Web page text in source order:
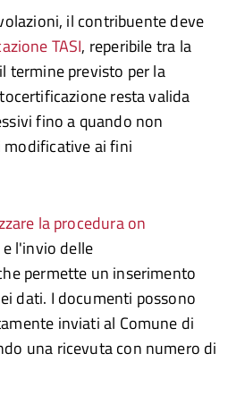
il contribuente deve
TASI, reperibile tra la
termine previsto per la
resta valida
fino a quando non
ai fini
la procedura on
l'invio delle
permette un inserimento
dati. I documenti possono
inviati al Comune di
una ricevuta con numero di